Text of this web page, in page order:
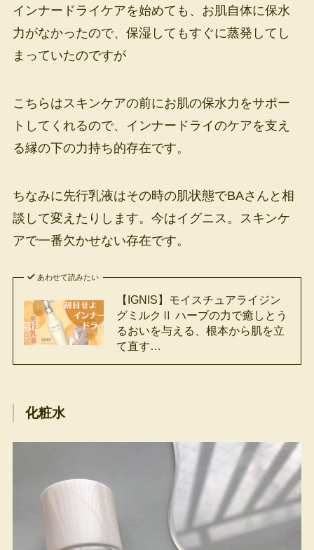
インナードライケアを始めても、お肌自体に保水
力がなかったので、保湿してもすぐに蒸発してし
まっていたのですが
こちらはスキンケアの前にお肌の保水力をサポー
トしてくれるので、インナードライのケアを支え
る縁の下の力持ち的存在です。
ちなみに先行乳液はその時の肌状態でBAさんと相
談して変えたりします。今はイグニス。スキンケ
アで一番欠かせない存在です。
あわせて読みたい
【IGNIS】モイスチュアライジン
グミルクⅡ ハーブの力で癒しとう
るおいを与える、根本から肌を立
て直す…
化粧水